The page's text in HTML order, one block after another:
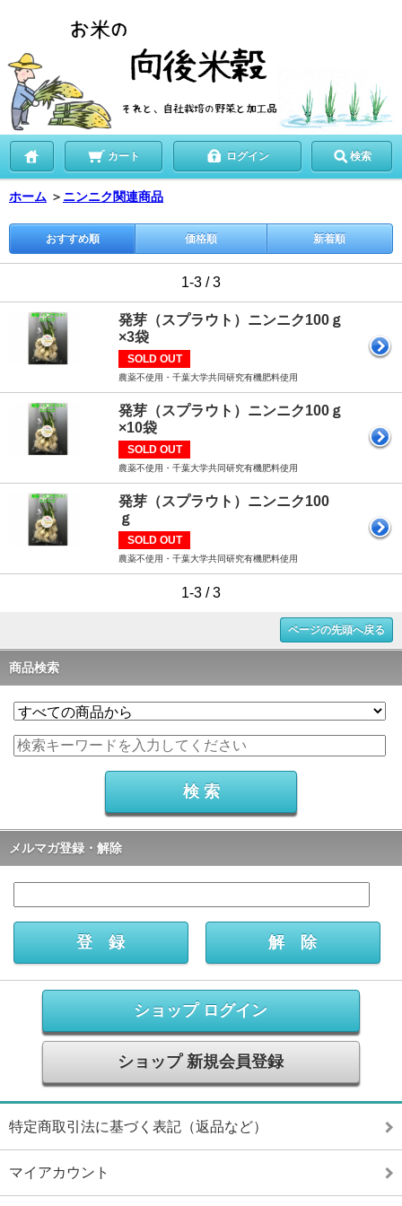
カート ログイン 検索
ホーム ＞ ニンニク関連商品
おすすめ順 価格順 新着順
1-3 / 3
発芽（スプラウト）ニンニク100ｇ
×3袋
SOLD OUT
農薬不使用・千葉大学共同研究有機肥料使用
発芽（スプラウト）ニンニク100ｇ
×10袋
SOLD OUT
農薬不使用・千葉大学共同研究有機肥料使用
発芽（スプラウト）ニンニク100
ｇ
SOLD OUT
農薬不使用・千葉大学共同研究有機肥料使用
1-3 / 3
ページの先頭へ戻る
商品検索
メルマガ登録・解除
ショップ ログイン
ショップ 新規会員登録
特定商取引法に基づく表記（返品など）
マイアカウント